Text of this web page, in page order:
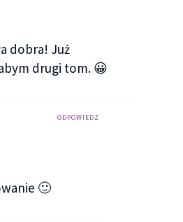
dobra! Już
drugi tom. 😀
ODPOWIEDZ
🙂